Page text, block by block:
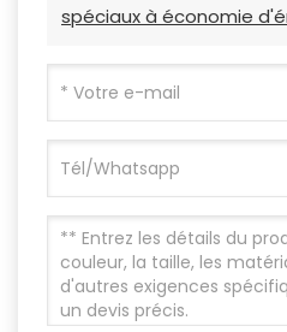
spéciaux à économie